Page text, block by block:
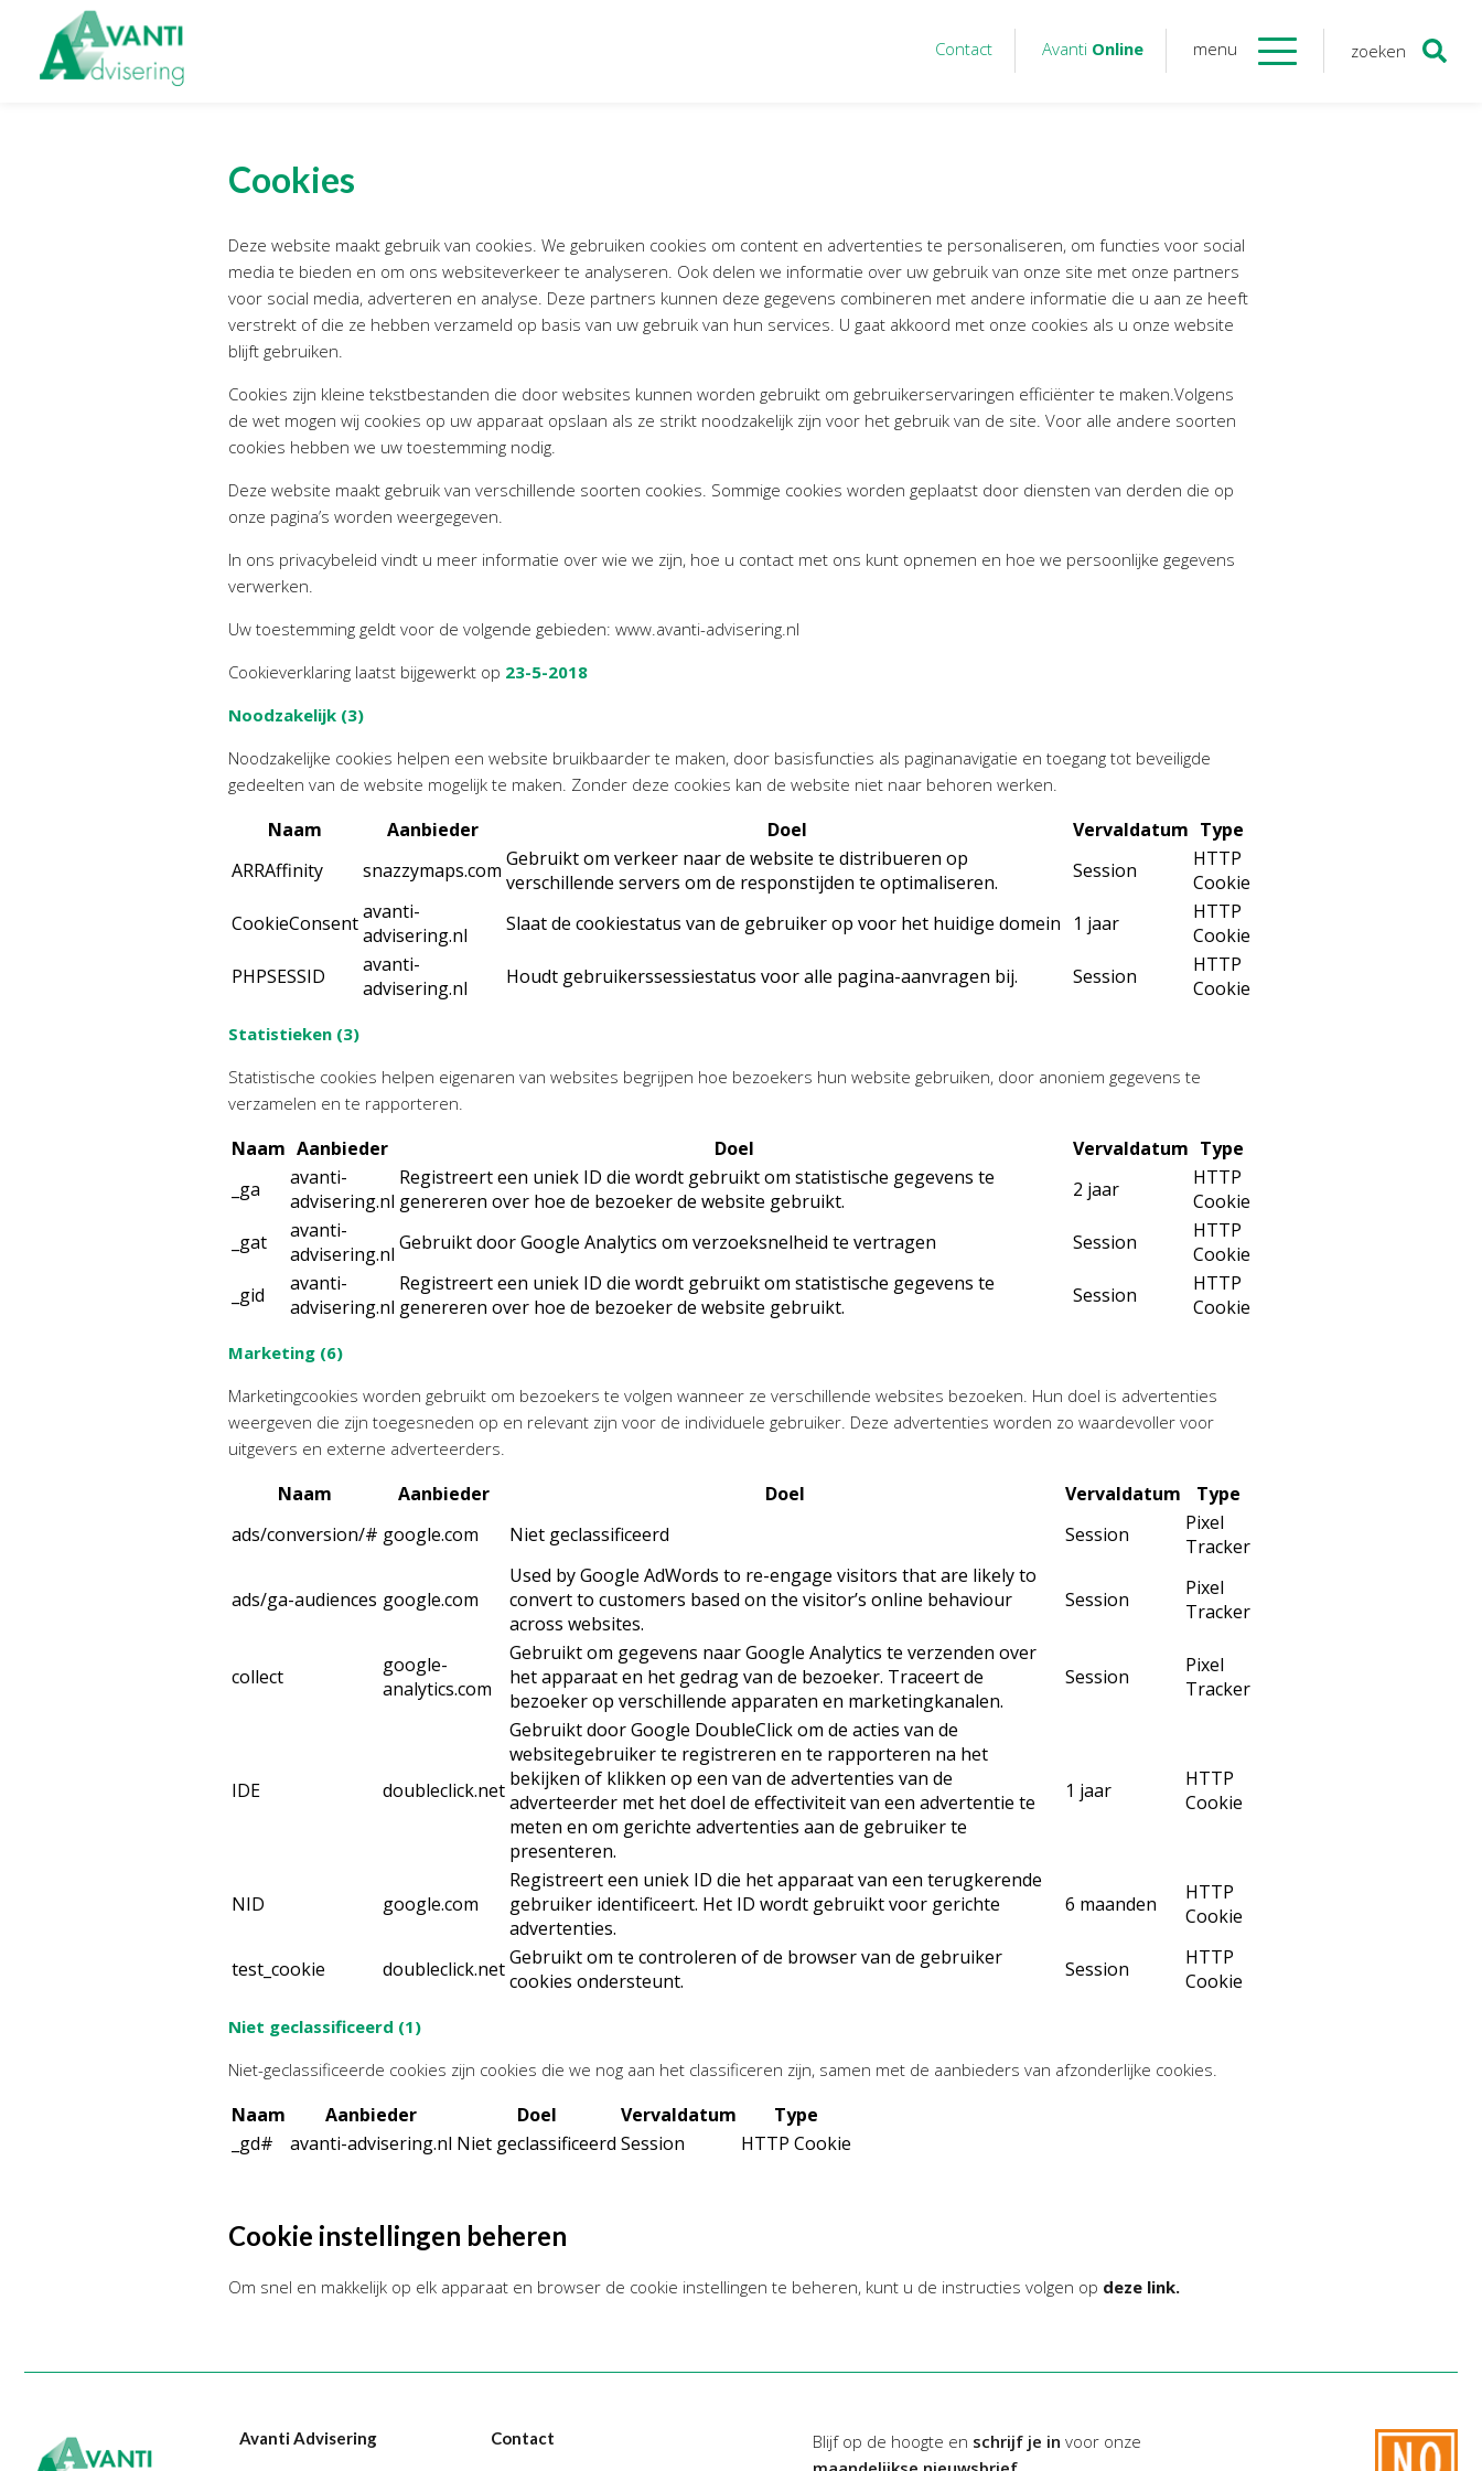
Contact Avanti Online menu zoeken
Tijdelijk financieel personeel
Personeel & Organisatie
Bedrijfseconomisch advies
Belastingadvies Purmerend
Handige links
Downloads
BaseCone – Facturen
Visionplanner – Rapportage
Klantenportaal – Online dossiers
Nextens-Accorderen aangiften
Cookies
Deze website maakt gebruik van cookies. We gebruiken cookies om content en advertenties te personaliseren, om functies voor social
media te bieden en om ons websiteverkeer te analyseren. Ook delen we informatie over uw gebruik van onze site met onze partners
voor social media, adverteren en analyse. Deze partners kunnen deze gegevens combineren met andere informatie die u aan ze heeft
verstrekt of die ze hebben verzameld op basis van uw gebruik van hun services. U gaat akkoord met onze cookies als u onze website
blijft gebruiken.
Cookies zijn kleine tekstbestanden die door websites kunnen worden gebruikt om gebruikerservaringen efficiënter te maken.Volgens
de wet mogen wij cookies op uw apparaat opslaan als ze strikt noodzakelijk zijn voor het gebruik van de site. Voor alle andere soorten
cookies hebben we uw toestemming nodig.
Deze website maakt gebruik van verschillende soorten cookies. Sommige cookies worden geplaatst door diensten van derden die op
onze pagina’s worden weergegeven.
In ons privacybeleid vindt u meer informatie over wie we zijn, hoe u contact met ons kunt opnemen en hoe we persoonlijke gegevens
verwerken.
Uw toestemming geldt voor de volgende gebieden: www.avanti-advisering.nl
Cookieverklaring laatst bijgewerkt op 23-5-2018
Noodzakelijk (3)
Noodzakelijke cookies helpen een website bruikbaarder te maken, door basisfuncties als paginanavigatie en toegang tot beveiligde
gedeelten van de website mogelijk te maken. Zonder deze cookies kan de website niet naar behoren werken.
Naam Aanbieder Doel Vervaldatum Type
ARRAffinity
snazzymaps.com Gebruikt om verkeer naar de website te distribueren op
verschillende servers om de responstijden te optimaliseren.
Session
HTTP
Cookie
CookieConsentavanti-
advisering.nl
Slaat de cookiestatus van de gebruiker op voor het huidige domein 1 jaar
HTTP
Cookie
PHPSESSID
avanti-
advisering.nl
Houdt gebruikerssessiestatus voor alle pagina-aanvragen bij. Session
HTTP
Cookie
Statistieken (3)
Statistische cookies helpen eigenaren van websites begrijpen hoe bezoekers hun website gebruiken, door anoniem gegevens te
verzamelen en te rapporteren.
Naam Aanbieder Doel Vervaldatum Type
_ga
avanti-
advisering.nl
Registreert een uniek ID die wordt gebruikt om statistische gegevens te
genereren over hoe de bezoeker de website gebruikt.
2 jaar
HTTP
Cookie
_gat
avanti-
advisering.nl Gebruikt door Google Analytics om verzoeksnelheid te vertragen Session
HTTP
Cookie
_gid
avanti-
advisering.nl
Registreert een uniek ID die wordt gebruikt om statistische gegevens te
genereren over hoe de bezoeker de website gebruikt.
Session
HTTP
Cookie
Marketing (6)
Marketingcookies worden gebruikt om bezoekers te volgen wanneer ze verschillende websites bezoeken. Hun doel is advertenties
weergeven die zijn toegesneden op en relevant zijn voor de individuele gebruiker. Deze advertenties worden zo waardevoller voor
uitgevers en externe adverteerders.
Naam Aanbieder Doel Vervaldatum
Type
ads/conversion/# google.com Niet geclassificeerd Session
Pixel
Tracker
ads/ga-audiences google.com
Used by Google AdWords to re-engage visitors that are likely to
convert to customers based on the visitor’s online behaviour
across websites.
Session
Pixel
Tracker
collect
google-
analytics.com
Gebruikt om gegevens naar Google Analytics te verzenden over
het apparaat en het gedrag van de bezoeker. Traceert de
bezoeker op verschillende apparaten en marketingkanalen.
Session
Pixel
Tracker
IDE doubleclick.net
Gebruikt door Google DoubleClick om de acties van de
websitegebruiker te registreren en te rapporteren na het
bekijken of klikken op een van de advertenties van de
adverteerder met het doel de effectiviteit van een advertentie te
meten en om gerichte advertenties aan de gebruiker te
presenteren.
1 jaar
HTTP
Cookie
NID google.com
Registreert een uniek ID die het apparaat van een terugkerende
gebruiker identificeert. Het ID wordt gebruikt voor gerichte
advertenties.
6 maanden
HTTP
Cookie
test_cookie doubleclick.netGebruikt om te controleren of de browser van de gebruiker
cookies ondersteunt.
Session
HTTP
Cookie
Niet geclassificeerd (1)
Niet-geclassificeerde cookies zijn cookies die we nog aan het classificeren zijn, samen met de aanbieders van afzonderlijke cookies.
Naam Aanbieder Doel Vervaldatum
Type
_gd#
avanti-advisering.nl Niet geclassificeerd Session HTTP Cookie
Cookie instellingen beheren
Om snel en makkelijk op elk apparaat en browser de cookie instellingen te beheren, kunt u de instructies volgen op deze link.
Avanti Advisering Contact Blijf op de hoogte en schrijf je in voor onze